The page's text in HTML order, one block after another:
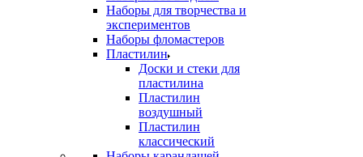
Наборы для творчества и
экспериментов
Наборы фломастеров
Пластилин
Доски и стеки для
пластилина
Пластилин
воздушный
Пластилин
классический